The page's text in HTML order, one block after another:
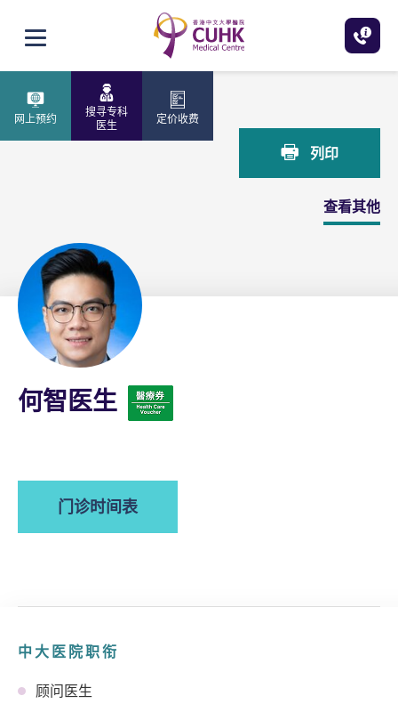
打开选单
网上预约
搜寻专科
医生
定价收费
主页 何智医生
列印
查看其他
何智医生
门诊时间表
中大医院职衔
顾问医生